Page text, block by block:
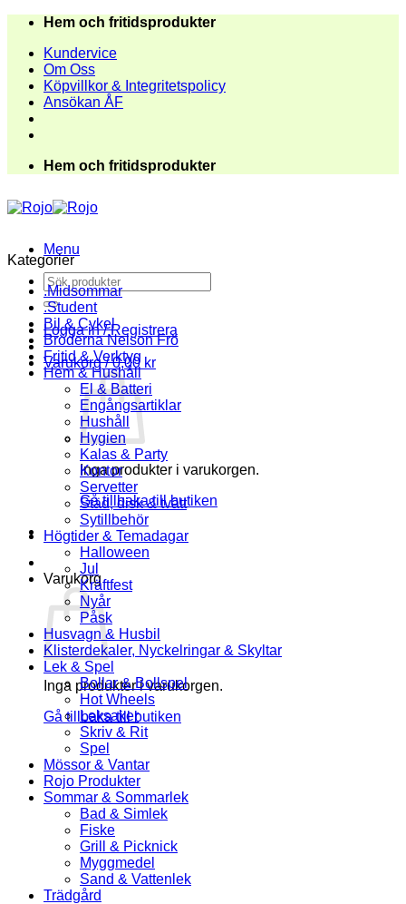
Skip
content
Hem och fritidsprodukter
Kundervice
Om Oss
Köpvillkor & Integritetspolicy
Ansökan ÅF
Hem och fritidsprodukter
Menu
Sök
efter:
Logga in / Registrera
Varukorg /0,00 kr
Inga produkter i varukorgen.
Gå tillbaka till butiken
Varukorg
Inga produkter i varukorgen.
Gå tillbaka till butiken
Kategorier
.Midsommar
.Student
Bil & Cykel
Bröderna Nelson Frö
Fritid & Verktyg
Hem & Hushåll
El & Batteri
Engångsartiklar
Hushåll
Hygien
Kalas & Party
Kontor
Servetter
Städ, disk & tvätt
Sytillbehör
Högtider & Temadagar
Halloween
Jul
Kräftfest
Nyår
Påsk
Husvagn & Husbil
Klisterdekaler, Nyckelringar & Skyltar
Lek & Spel
Bollar & Bollspel
Hot Wheels
Leksaker
Skriv & Rit
Spel
Mössor & Vantar
Rojo Produkter
Sommar & Sommarlek
Bad & Simlek
Fiske
Grill & Picknick
Myggmedel
Sand & Vattenlek
Trädgård